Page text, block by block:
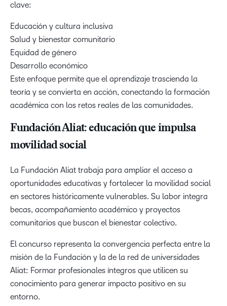
clave:
Educación y cultura inclusiva
Salud y bienestar comunitario
Equidad de género
Desarrollo económico
Este enfoque permite que el aprendizaje trascienda la
teoría y se convierta en acción, conectando la formación
académica con los retos reales de las comunidades.
Fundación Aliat: educación que impulsa
movilidad social
La Fundación Aliat trabaja para ampliar el acceso a
oportunidades educativas y fortalecer la movilidad social
en sectores históricamente vulnerables. Su labor integra
becas, acompañamiento académico y proyectos
comunitarios que buscan el bienestar colectivo.
El concurso representa la convergencia perfecta entre la
misión de la Fundación y la de la red de universidades
Aliat: Formar profesionales íntegros que utilicen su
conocimiento para generar impacto positivo en su
entorno.